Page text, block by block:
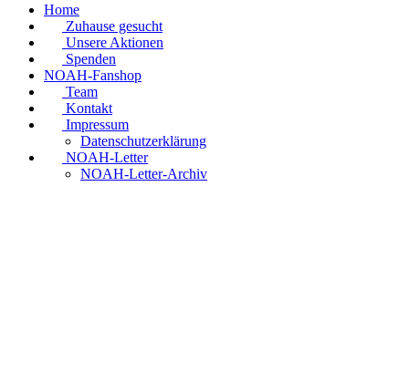
Home
Zuhause gesucht
Unsere Aktionen
Spenden
NOAH-Fanshop
Team
Kontakt
Impressum
Datenschutzerklärung
NOAH-Letter
NOAH-Letter-Archiv